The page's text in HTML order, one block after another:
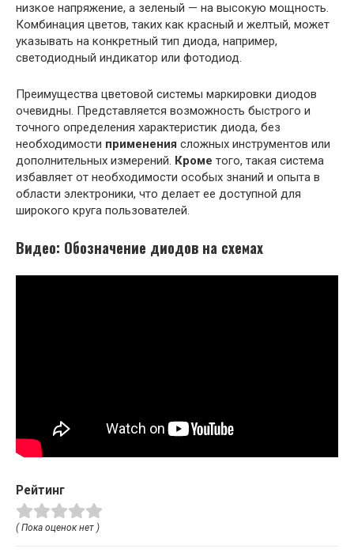
низкое напряжение, а зеленый — на высокую мощность.
Комбинация цветов, таких как красный и желтый, может
указывать на конкретный тип диода, например,
светодиодный индикатор или фотодиод.
Преимущества цветовой системы маркировки диодов
очевидны. Представляется возможность быстрого и
точного определения характеристик диода, без
необходимости применения сложных инструментов или
дополнительных измерений. Кроме того, такая система
избавляет от необходимости особых знаний и опыта в
области электроники, что делает ее доступной для
широкого круга пользователей.
Видео: Обозначение диодов на схемах
Рейтинг
( Пока оценок нет )